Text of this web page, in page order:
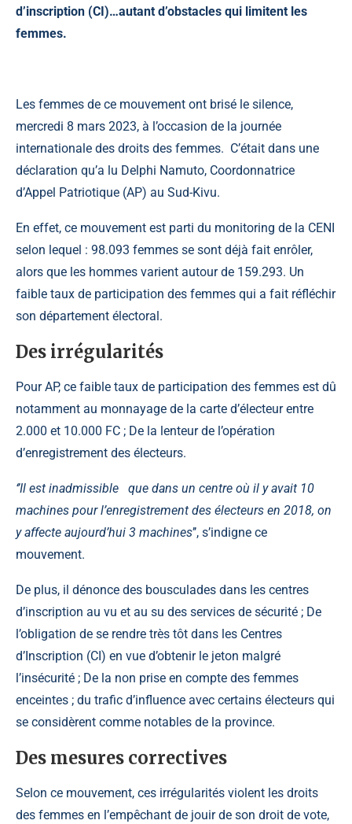
d’inscription (CI)…autant d’obstacles qui limitent les
femmes.
Les femmes de ce mouvement ont brisé le silence,
mercredi 8 mars 2023, à l’occasion de la journée
internationale des droits des femmes. C’était dans une
déclaration qu’a lu Delphi Namuto, Coordonnatrice
d’Appel Patriotique (AP) au Sud-Kivu.
En effet, ce mouvement est parti du monitoring de la CENI
selon lequel : 98.093 femmes se sont déjà fait enrôler,
alors que les hommes varient autour de 159.293. Un
faible taux de participation des femmes qui a fait réfléchir
son département électoral.
Des irrégularités
Pour AP, ce faible taux de participation des femmes est dû
notamment au monnayage de la carte d’électeur entre
2.000 et 10.000 FC ; De la lenteur de l’opération
d’enregistrement des électeurs.
‘’Il est inadmissible que dans un centre où il y avait 10
machines pour l’enregistrement des électeurs en 2018, on
y affecte aujourd’hui 3 machines’’, s’indigne ce
mouvement.
De plus, il dénonce des bousculades dans les centres
d’inscription au vu et au su des services de sécurité ; De
l’obligation de se rendre très tôt dans les Centres
d’Inscription (CI) en vue d’obtenir le jeton malgré
l’insécurité ; De la non prise en compte des femmes
enceintes ; du trafic d’influence avec certains électeurs qui
se considèrent comme notables de la province.
Des mesures correctives
Selon ce mouvement, ces irrégularités violent les droits
des femmes en l’empêchant de jouir de son droit de vote,